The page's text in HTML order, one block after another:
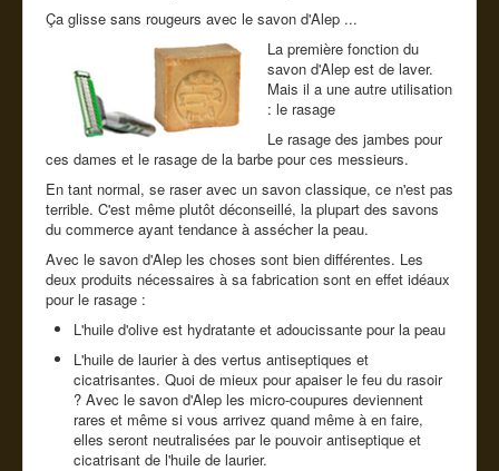
Compléments alimentaires
Cde tel
Guide conseil
Ça glisse sans rougeurs avec le savon d'Alep ...
La première fonction du
savon d'Alep est de laver.
Mais il a une autre utilisation
: le rasage
Le rasage des jambes pour
ces dames et le rasage de la barbe pour ces messieurs.
En tant normal, se raser avec un savon classique, ce n'est pas
terrible. C'est même plutôt déconseillé, la plupart des savons
du commerce ayant tendance à assécher la peau.
Avec le savon d'Alep les choses sont bien différentes. Les
deux produits nécessaires à sa fabrication sont en effet idéaux
pour le rasage :
L'huile d'olive est hydratante et adoucissante pour la peau
L'huile de laurier à des vertus antiseptiques et
cicatrisantes. Quoi de mieux pour apaiser le feu du rasoir
? Avec le savon d'Alep les micro-coupures deviennent
rares et même si vous arrivez quand même à en faire,
elles seront neutralisées par le pouvoir antiseptique et
cicatrisant de l'huile de laurier.